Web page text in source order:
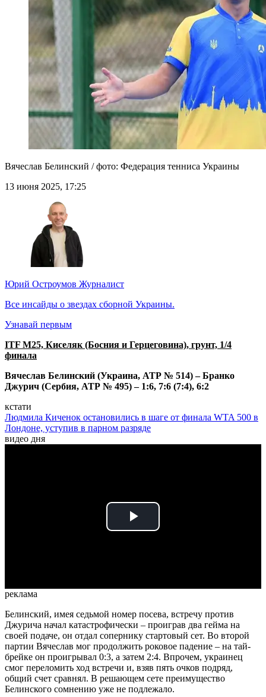
Вячеслав Белинский / фото: Федерация тенниса Украины
13 июня 2025, 17:25
Юрий Остроумов Журналист
Все инсайды о звездах сборной Украины.
Узнавай первым
ITF M25, Киселяк (Босния и Герцеговина), грунт, 1/4
финала
Вячеслав Белинский (Украина, АТР № 514) – Бранко
Джурич (Сербия, АТР № 495) – 1:6, 7:6 (7:4), 6:2
кстати
Людмила Киченок остановились в шаге от финала WTA 500 в
Лондоне, уступив в парном разряде
видео дня
Play
реклама
Белинский, имея седьмой номер посева, встречу против
Джурича начал катастрофически – проиграв два гейма на
своей подаче, он отдал сопернику стартовый сет. Во второй
партии Вячеслав мог продолжить роковое падение – на тай-
брейке он проигрывал 0:3, а затем 2:4. Впрочем, украинец
смог переломить ход встречи и, взяв пять очков подряд,
общий счет сравнял. В решающем сете преимущество
Белинского сомнению уже не подлежало.